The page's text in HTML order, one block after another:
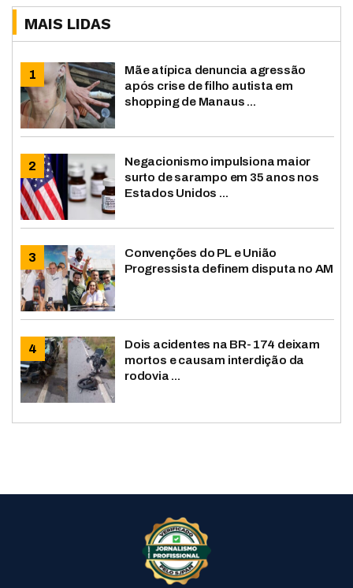
MAIS LIDAS
Mãe atípica denuncia agressão
após crise de filho autista em
shopping de Manaus ...
Negacionismo impulsiona maior
surto de sarampo em 35 anos nos
Estados Unidos ...
Convenções do PL e União
Progressista definem disputa no AM
Dois acidentes na BR-174 deixam
mortos e causam interdição da
rodovia ...